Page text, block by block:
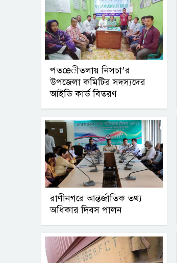
পতœীতলায় নিসচা’র
উপজেলা কমিটির সদস্যদের
আইডি কার্ড বিতরণ
রাণীনগরে আন্তর্জাতিক তথ্য
অধিকার দিবস পালন